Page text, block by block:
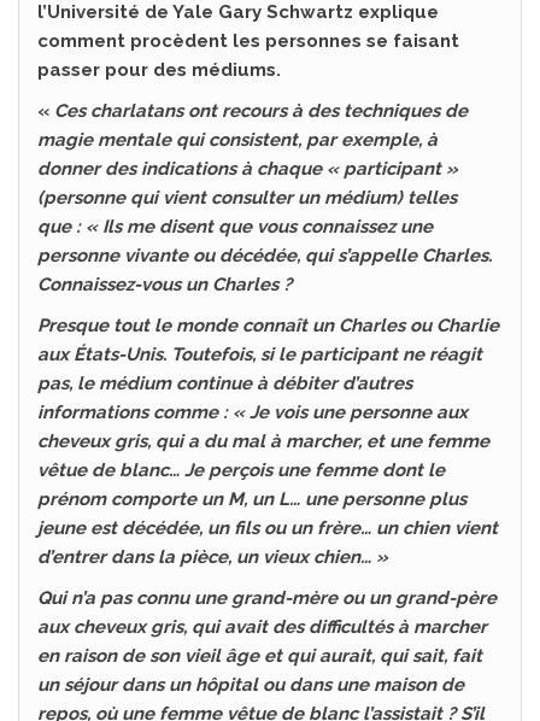
l’Université de Yale Gary Schwartz explique
comment procèdent les personnes se faisant
passer pour des médiums.
« Ces charlatans ont recours à des techniques de
magie mentale qui consistent, par exemple, à
donner des indications à chaque « participant »
(personne qui vient consulter un médium) telles
que : « Ils me disent que vous connaissez une
personne vivante ou décédée, qui s’appelle Charles.
Connaissez-vous un Charles ?
Presque tout le monde connaît un Charles ou Charlie
aux États-Unis. Toutefois, si le participant ne réagit
pas, le médium continue à débiter d’autres
informations comme : « Je vois une personne aux
cheveux gris, qui a du mal à marcher, et une femme
vêtue de blanc… Je perçois une femme dont le
prénom comporte un M, un L… une personne plus
jeune est décédée, un fils ou un frère… un chien vient
d’entrer dans la pièce, un vieux chien… »
Qui n’a pas connu une grand-mère ou un grand-père
aux cheveux gris, qui avait des difficultés à marcher
en raison de son vieil âge et qui aurait, qui sait, fait
un séjour dans un hôpital ou dans une maison de
repos, où une femme vêtue de blanc l’assistait ? S’il